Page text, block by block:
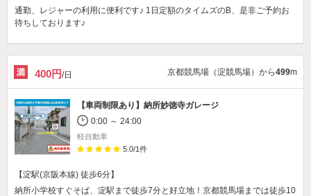
通勤、レジャーの利用に便利です♪ 1日定額のタイムズのB、是非ご予約お
待ちしております♪
400円/日 京都競馬場（淀競馬場）から499m
【車両制限あり】 納所妙徳寺ガレージ
0:00 ～ 24:00
軽自動車
5.0/1件
【淀駅(京阪本線) 徒歩6分】
納所小学校すぐそば、淀駅まで徒歩7分と好立地！京都競馬場までは徒歩10